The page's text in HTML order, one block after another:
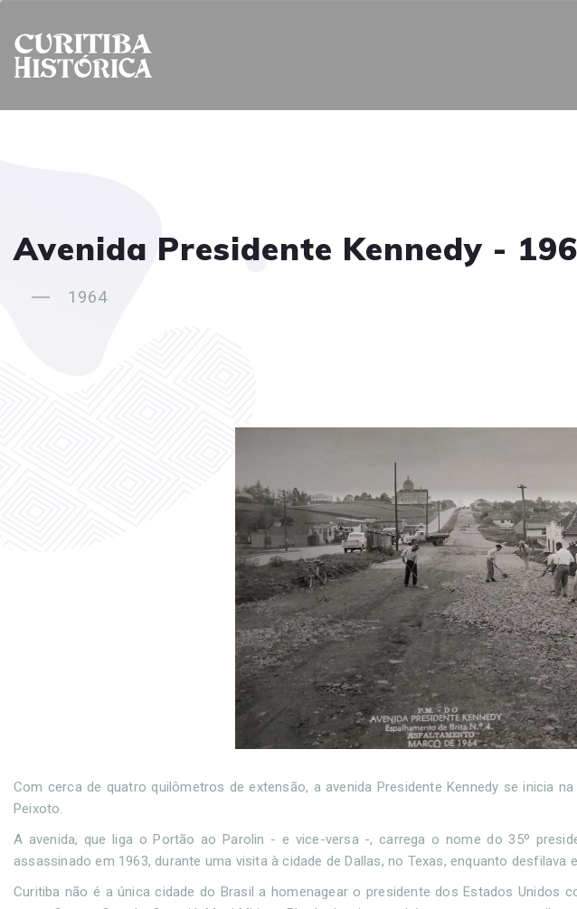
Avenida Presidente Kennedy -
1964
Com cerca de quatro quilômetros de extensão, a avenida Presidente Kennedy se inicia
Peixoto.
A avenida, que liga o Portão ao Parolin - e vice-versa -, carrega o nome do 35º
assassinado em 1963, durante uma visita à cidade de Dallas, no Texas, enquanto desfilava
Curitiba não é a única cidade do Brasil a homenagear o presidente dos Estados Unidos